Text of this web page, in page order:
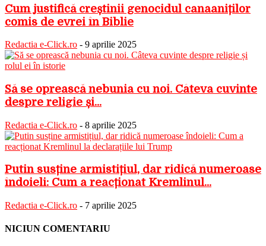
Cum justifică creștinii genocidul canaaniților
comis de evrei în Biblie
Redactia e-Click.ro - 9 aprilie 2025
Să se oprească nebunia cu noi. Câteva cuvinte
despre religie și...
Redactia e-Click.ro - 8 aprilie 2025
Putin susține armistițiul, dar ridică numeroase
îndoieli: Cum a reacționat Kremlinul...
Redactia e-Click.ro - 7 aprilie 2025
NICIUN COMENTARIU